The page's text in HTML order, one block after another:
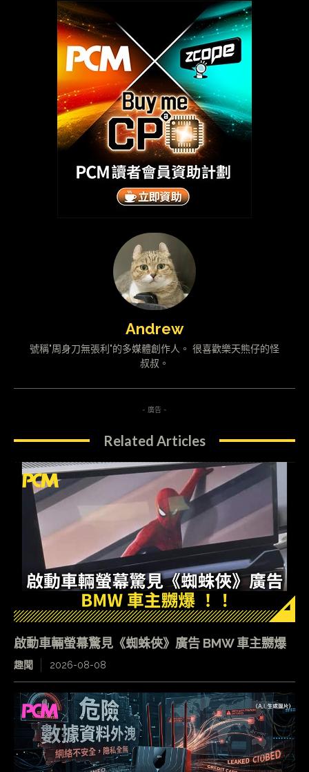
Andrew
號稱"周身刀無張利"的多媒體創作人。 很喜歡樂天熊仔的怪
叔叔。
- 廣告 -
Related Articles
啟動車輛螢幕驚見《蜘蛛俠》廣告 BMW 車主嬲爆
趣聞 2026-08-08